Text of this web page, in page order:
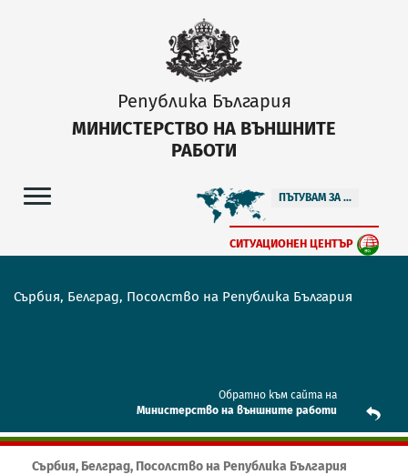
Република България
МИНИСТЕРСТВО НА ВЪНШНИТЕ
РАБОТИ
ПЪТУВАМ ЗА ...
СИТУАЦИОНЕН ЦЕНТЪР
Сърбия, Белград, Посолство на Република България
Обратно към сайта на
Mинистерство на външните работи
Сърбия, Белград, Посолство на Република България